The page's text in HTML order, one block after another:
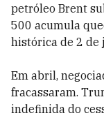
petróleo Brent
500 acumula
histórica de 2 de
Em abril,
fracassaram.
indefinida do